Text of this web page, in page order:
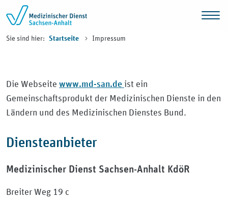
Zum Inhalt springen
Sie sind hier: Startseite Impressum
Die Webseite www.md-san.deist ein
Gemeinschaftsprodukt der Medizinischen Dienste in den
Ländern und des Medizinischen Dienstes Bund.
Diensteanbieter
Medizinischer Dienst Sachsen-Anhalt KdöR
Breiter Weg 19 c